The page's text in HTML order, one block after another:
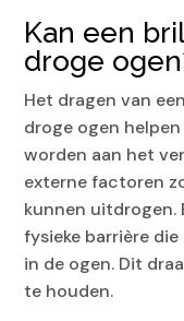
Kan een
droge
Het dragen van
droge ogen
worden aan het
externe factoren
kunnen uitdrogen.
fysieke barrière
in de ogen. Dit
te houden.